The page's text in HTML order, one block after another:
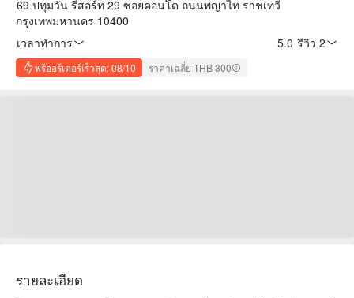
69 ปทุมวัน รีสอร์ท 29 ซอยคอนโด ถนนพญาไท ราชเทวี
กรุงเทพมหานคร 10400
เวลาทำการ
5.0 รีวิว 2
พรีออร์เดอร์เร็วสุด: 08/10 ราคาเฉลี่ย THB 300
รายละเอียด